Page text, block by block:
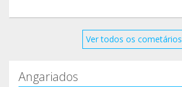
Ver todos os cometários
Angariados